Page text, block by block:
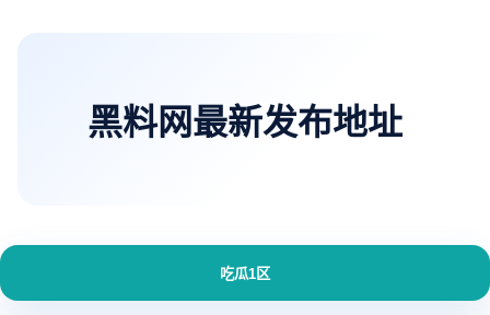
黑料网最新发布地址
吃瓜1区